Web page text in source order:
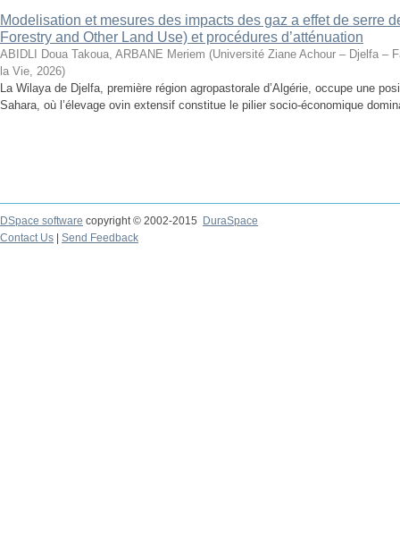
Modelisation et mesures des impacts des gaz a effet de serre
Forestry and Other Land Use) et procédures d’atténuation
ABIDLI Doua Takoua, ARBANE Meriem (Université Ziane Achour – Djelfa –
la Vie, 2026)
La Wilaya de Djelfa, première région agropastorale d’Algérie, occupe une
Sahara, où l’élevage ovin extensif constitue le pilier socio-économique
DSpace software copyright © 2002-2015
DuraSpace
Contact Us
Send Feedback